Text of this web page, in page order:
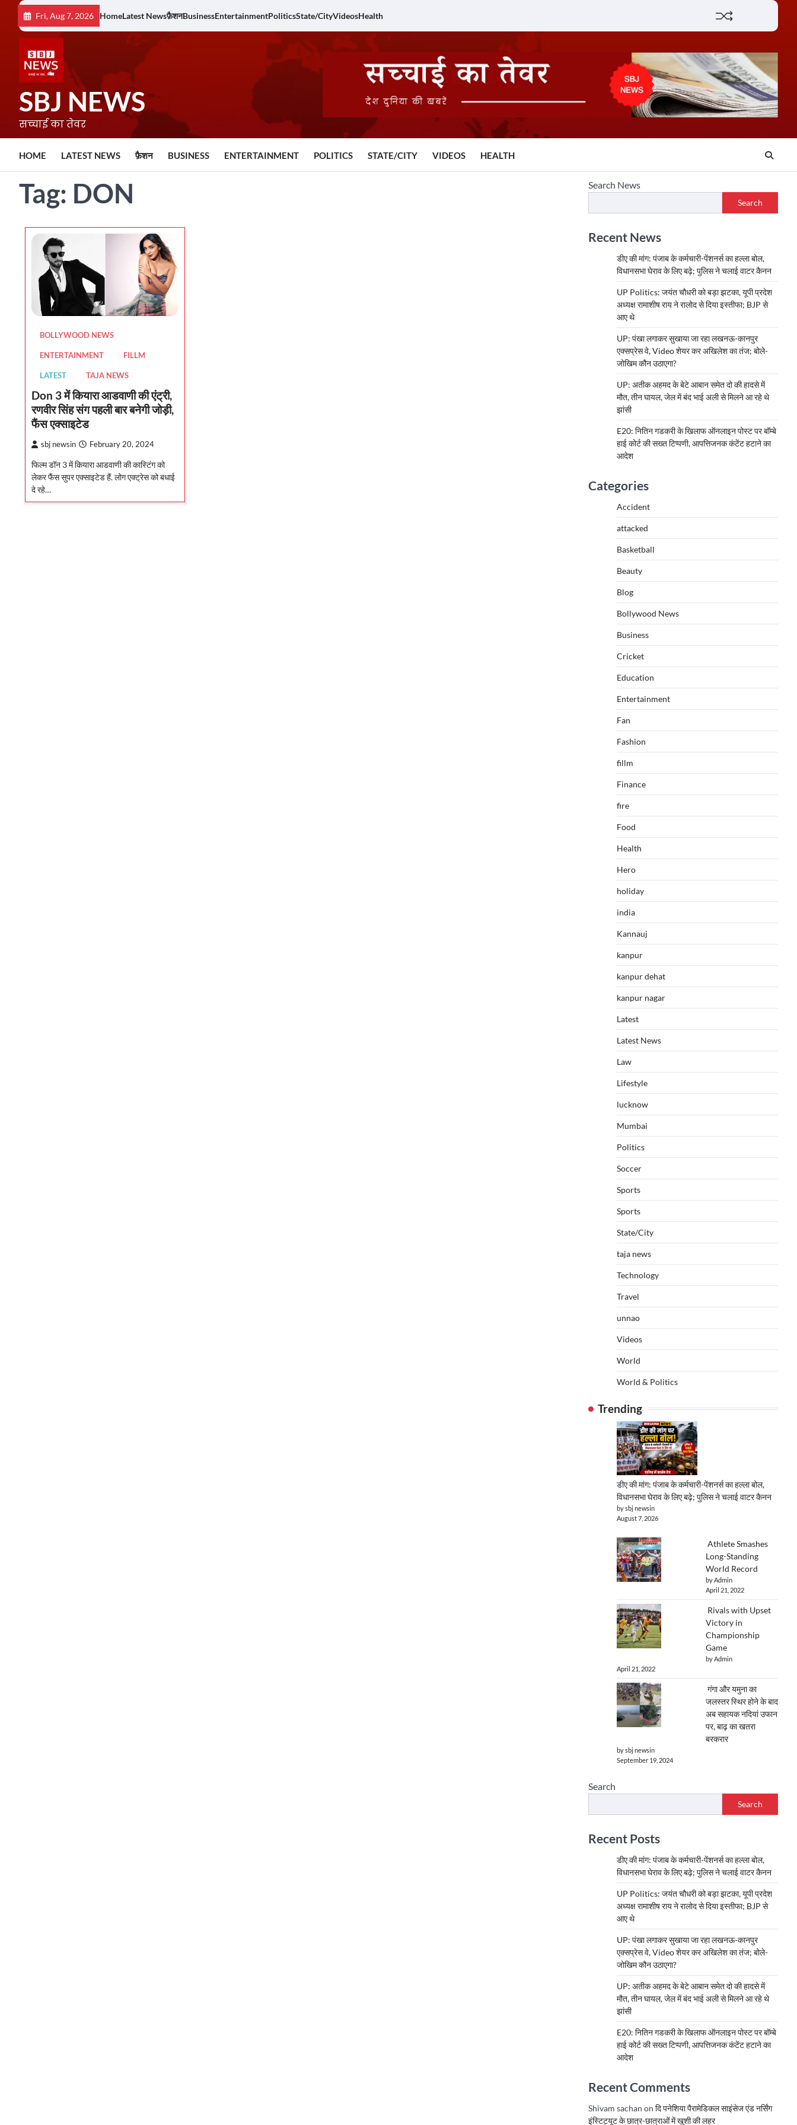
content
Fri, Aug 7, 2026 HomeLatest Newsफ़ैशनBusinessEntertainmentPoliticsState/CityVideosHealth
SBJ NEWS
सच्चाई का तेवर
HOME LATEST NEWS फ़ैशन BUSINESS ENTERTAINMENT POLITICS STATE/CITY VIDEOS HEALTH
Tag: DON
BOLLYWOOD NEWS
ENTERTAINMENT FILLM
LATEST TAJA NEWS
Don 3 में कियारा आडवाणी की एंट्री,
रणवीर सिंह संग पहली बार बनेगी जोड़ी,
फैंस एक्साइटेड
sbj newsin February 20, 2024
फिल्म डॉन 3 में कियारा आडवाणी की कास्टिंग को
लेकर फैंस सुपर एक्साइटेड हैं. लोग एक्ट्रेस को बधाई
दे रहे…
Search News
Search
Recent News
डीए की मांग: पंजाब के कर्मचारी-पेंशनर्स का हल्ला बोल,
विधानसभा घेराव के लिए बढ़े; पुलिस ने चलाई वाटर कैनन
UP Politics: जयंत चौधरी को बड़ा झटका, यूपी प्रदेश
अध्यक्ष रामाशीष राय ने रालोद से दिया इस्तीफा; BJP से
आए थे
UP: पंखा लगाकर सुखाया जा रहा लखनऊ-कानपुर
एक्सप्रेस वे, Video शेयर कर अखिलेश का तंज; बोले-
जोखिम कौन उठाएगा?
UP: अतीक अहमद के बेटे आबान समेत दो की हादसे में
मौत, तीन घायल, जेल में बंद भाई अली से मिलने आ रहे थे
झांसी
E20: नितिन गडकरी के खिलाफ ऑनलाइन पोस्ट पर बॉम्बे
हाई कोर्ट की सख्त टिप्पणी, आपत्तिजनक कंटेंट हटाने का
आदेश
Categories
Accident
attacked
Basketball
Beauty
Blog
Bollywood News
Business
Cricket
Education
Entertainment
Fan
Fashion
fillm
Finance
fire
Food
Health
Hero
holiday
india
Kannauj
kanpur
kanpur dehat
kanpur nagar
Latest
Latest News
Law
Lifestyle
lucknow
Mumbai
Politics
Soccer
Sports
Sports
State/City
taja news
Technology
Travel
unnao
Videos
World
World & Politics
Trending
डीए की मांग: पंजाब के कर्मचारी-पेंशनर्स का हल्ला बोल,
विधानसभा घेराव के लिए बढ़े; पुलिस ने चलाई वाटर कैनन
by sbj newsin
August 7, 2026
Athlete Smashes
Long-Standing
World Record
by Admin
April 21, 2022
Rivals with Upset
Victory in
Championship
Game
by Admin
April 21, 2022
गंगा और यमुना का
जलस्तर स्थिर होने के बाद
अब सहायक नदियां उफान
पर, बाढ़ का खतरा
बरकरार
by sbj newsin
September 19, 2024
Search
Search
Recent Posts
डीए की मांग: पंजाब के कर्मचारी-पेंशनर्स का हल्ला बोल,
विधानसभा घेराव के लिए बढ़े; पुलिस ने चलाई वाटर कैनन
UP Politics: जयंत चौधरी को बड़ा झटका, यूपी प्रदेश
अध्यक्ष रामाशीष राय ने रालोद से दिया इस्तीफा; BJP से
आए थे
UP: पंखा लगाकर सुखाया जा रहा लखनऊ-कानपुर
एक्सप्रेस वे, Video शेयर कर अखिलेश का तंज; बोले-
जोखिम कौन उठाएगा?
UP: अतीक अहमद के बेटे आबान समेत दो की हादसे में
मौत, तीन घायल, जेल में बंद भाई अली से मिलने आ रहे थे
झांसी
E20: नितिन गडकरी के खिलाफ ऑनलाइन पोस्ट पर बॉम्बे
हाई कोर्ट की सख्त टिप्पणी, आपत्तिजनक कंटेंट हटाने का
आदेश
Recent Comments
Shivam sachan on दि पनेशिया पैरामेडिकल साइंसेज एंड नर्सिंग
इंस्टिट्यूट के छात्र-छात्राओं में खुशी की लहर